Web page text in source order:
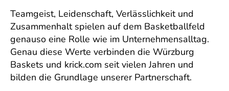
Teamgeist, Leidenschaft, Verlässlichkeit und
Zusammenhalt spielen auf dem Basketballfeld
genauso eine Rolle wie im Unternehmensalltag.
Genau diese Werte verbinden die Würzburg
Baskets und krick.com seit vielen Jahren und
bilden die Grundlage unserer Partnerschaft.